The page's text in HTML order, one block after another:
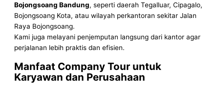
Bojongsoang Bandung, seperti daerah Tegalluar, Cipagalo,
Bojongsoang Kota, atau wilayah perkantoran sekitar Jalan
Raya Bojongsoang.
Kami juga melayani penjemputan langsung dari kantor agar
perjalanan lebih praktis dan efisien.
Manfaat Company Tour untuk
Karyawan dan Perusahaan